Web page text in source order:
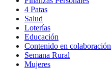
4 Patas
Salud
Loterías
Educación
Contenido en colaboración
Semana Rural
Mujeres